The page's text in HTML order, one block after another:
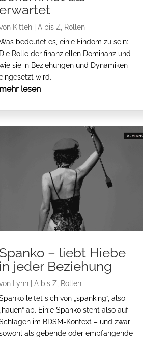
erwartet
Kitteh |A bis Z Rollen
bedeutet es, ein:e Findom zu sein:
Die Rolle der finanziellen Dominanz und
sie in Beziehungen und Dynamiken
wird.
mehr lesen
Spanko – liebt Hiebe
in jeder Beziehung
Lynn |A bis Z, Rollen
leitet sich von „spanking“, also
„hauen“ ab. Ein:e Spanko steht also auf
im BDSM-Kontext – und zwar
als gebende oder empfangende